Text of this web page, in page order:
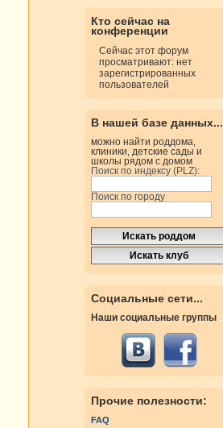
Кто сейчас на
конференции
Сейчас этот форум
просматривают: нет
зарегистрированных
пользователей
В нашей базе данных...
можно найти роддома,
клиники, детские сады и
школы рядом с домом
Поиск по индексу (PLZ):
Поиск по городу
Социальные сети...
Наши социальные группы
Прочие полезности:
FAQ